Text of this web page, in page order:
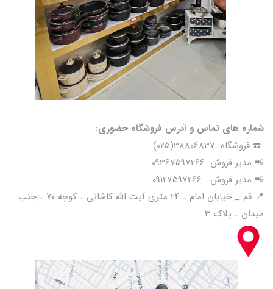
شماره های تماس و آدرس فروشگاه حضوری:
☎️ فروشگاه: 38806837(025)
📲 مدیر فروش: 09367597266
📲 مدیر فروش: 09127597266
📍 قم _ خیابان امام ـ ۲۴ متری آیت الله کاشانی ـ کوچه ۷۰ ـ جنب
میدان ـ پلاک ۳